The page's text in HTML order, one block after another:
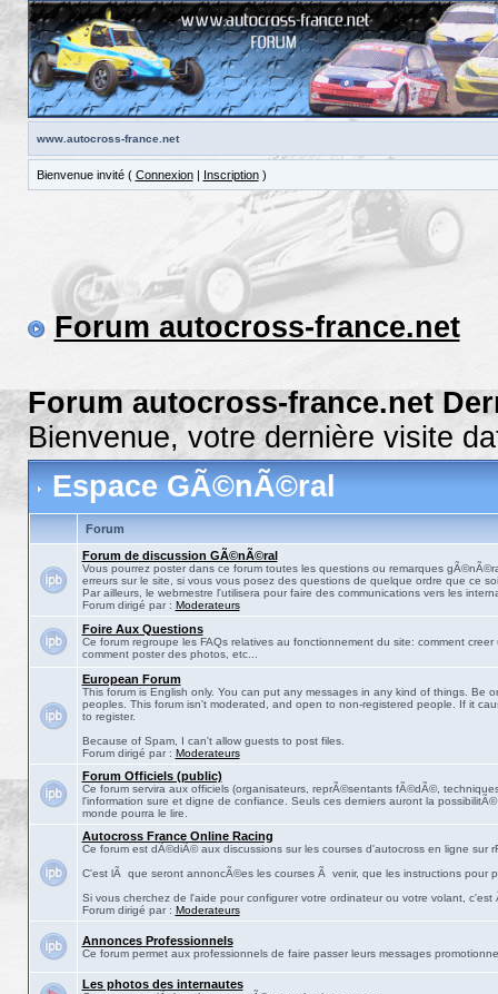
www.autocross-france.net
Bienvenue invité ( Connexion| Inscription)
Forum autocross-france.net
Forum autocross-france.net
Bienvenue, votre dernière visite
Espace GÃ©nÃ©ral
Forum
Forum de discussion GÃ©nÃ©ral
Vous pourrez poster dans ce forum toutes les questions ou remarques
erreurs sur le site, si vous vous posez des questions de quelque ordre que ce
Par ailleurs, le webmestre l'utilisera pour faire des communications vers les
Forum dirigé par : Moderateurs
Foire Aux Questions
Ce forum regroupe les FAQs relatives au fonctionnement du site: comment creer
comment poster des photos, etc...
European Forum
This forum is English only. You can put any messages in any kind of things. Be
peoples. This forum isn't moderated, and open to non-registered people. If it
to register.
Because of Spam, I can't allow guests to post files.
Forum dirigé par : Moderateurs
Forum Officiels (public)
Ce forum servira aux officiels (organisateurs, reprÃ©sentants fÃ©dÃ©,
l'information sure et digne de confiance. Seuls ces derniers auront la
monde pourra le lire.
Autocross France Online Racing
Ce forum est dÃ©diÃ© aux discussions sur les courses d'autocross en ligne sur
C'est lÃ que seront annoncÃ©es les courses Ã venir, que les instructions pour
Si vous cherchez de l'aide pour configurer votre ordinateur ou votre volant, c'est
Forum dirigé par : Moderateurs
Annonces Professionnels
Ce forum permet aux professionnels de faire passer leurs messages
Les photos des internautes